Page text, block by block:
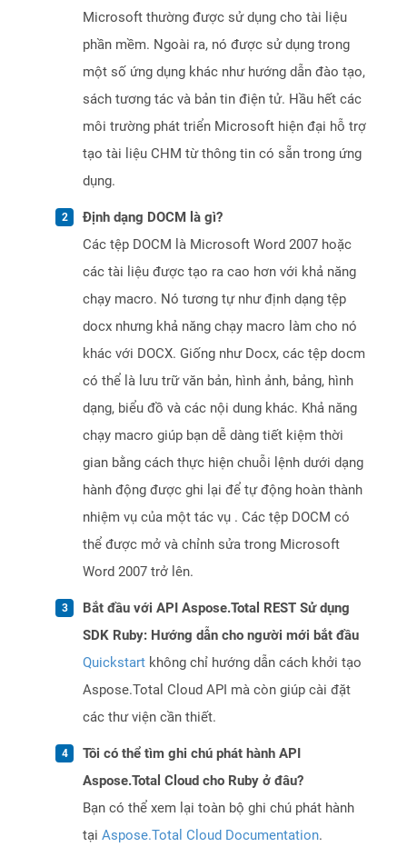
Microsoft thường được sử dụng cho tài liệu
phần mềm. Ngoài ra, nó được sử dụng trong
một số ứng dụng khác như hướng dẫn đào tạo,
sách tương tác và bản tin điện tử. Hầu hết các
môi trường phát triển Microsoft hiện đại hỗ trợ
tạo tài liệu CHM từ thông tin có sẵn trong ứng
dụng.
Định dạng DOCM là gì?
Các tệp DOCM là Microsoft Word 2007 hoặc
các tài liệu được tạo ra cao hơn với khả năng
chạy macro. Nó tương tự như định dạng tệp
docx nhưng khả năng chạy macro làm cho nó
khác với DOCX. Giống như Docx, các tệp docm
có thể là lưu trữ văn bản, hình ảnh, bảng, hình
dạng, biểu đồ và các nội dung khác. Khả năng
chạy macro giúp bạn dễ dàng tiết kiệm thời
gian bằng cách thực hiện chuỗi lệnh dưới dạng
hành động được ghi lại để tự động hoàn thành
nhiệm vụ của một tác vụ . Các tệp DOCM có
thể được mở và chỉnh sửa trong Microsoft
Word 2007 trở lên.
Bắt đầu với API Aspose.Total REST Sử dụng
SDK Ruby: Hướng dẫn cho người mới bắt đầu
Quickstart không chỉ hướng dẫn cách khởi tạo
Aspose.Total Cloud API mà còn giúp cài đặt
các thư viện cần thiết.
Tôi có thể tìm ghi chú phát hành API
Aspose.Total Cloud cho Ruby ở đâu?
Bạn có thể xem lại toàn bộ ghi chú phát hành
tại Aspose.Total Cloud Documentation.